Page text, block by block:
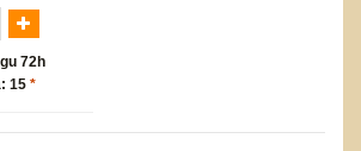
72h
15 *